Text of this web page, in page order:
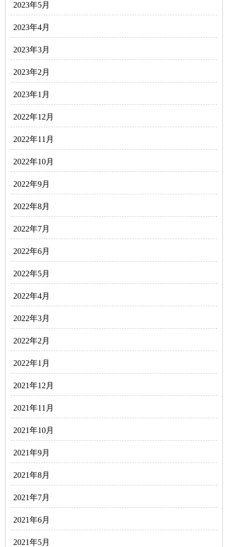
2023年5月
2023年4月
2023年3月
2023年2月
2023年1月
2022年12月
2022年11月
2022年10月
2022年9月
2022年8月
2022年7月
2022年6月
2022年5月
2022年4月
2022年3月
2022年2月
2022年1月
2021年12月
2021年11月
2021年10月
2021年9月
2021年8月
2021年7月
2021年6月
2021年5月